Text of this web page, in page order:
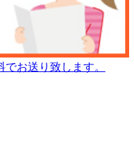
お送り致します。